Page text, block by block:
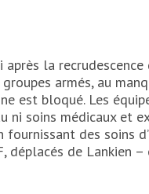
la
armés, au
est bloqué. Les
soins médicaux et
des soins
déplacés de Lankien